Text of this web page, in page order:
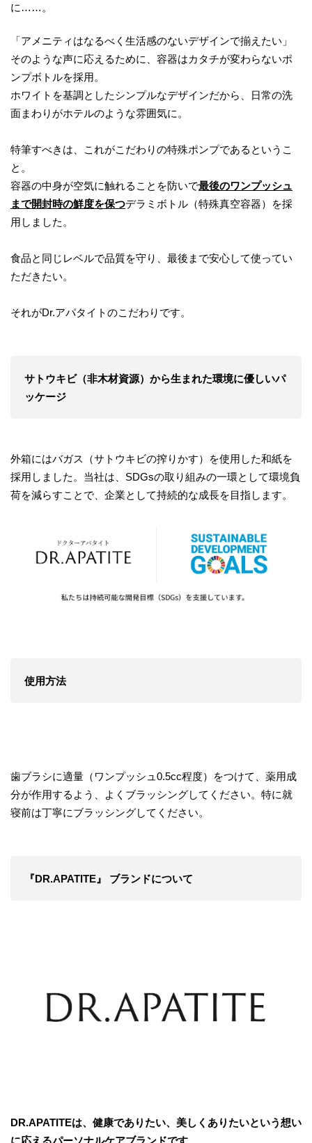
に……。
「アメニティはなるべく生活感のないデザインで揃えたい」
そのような声に応えるために、容器はカタチが変わらないポ
ンプボトルを採用。
ホワイトを基調としたシンプルなデザインだから、日常の洗
面まわりがホテルのような雰囲気に。
特筆すべきは、これがこだわりの特殊ポンプであるというこ
と。
容器の中身が空気に触れることを防いで最後のワンプッシュ
まで開封時の鮮度を保つデラミボトル（特殊真空容器）を採
用しました。
食品と同じレベルで品質を守り、最後まで安心して使ってい
ただきたい。
それがDr.アパタイトのこだわりです。
サトウキビ（非木材資源） から生まれた環境に優しいパ
ッケージ
外箱にはバガス（サトウキビの搾りかす）を使用した和紙を
採用しました。当社は、SDGsの取り組みの一環として環境負
荷を減らすことで、企業として持続的な成長を目指します。​
使用方法
歯ブラシに適量（ワンプッシュ0.5cc程度）をつけて、薬用成
分が作用するよう、よくブラッシングしてください。特に就
寝前は丁寧にブラッシングしてください。
『DR.APATITE 』 ブランドについて
DR.APATITEは、健康でありたい、美しくありたいという想い
に応えるパーソナルケアブランドです